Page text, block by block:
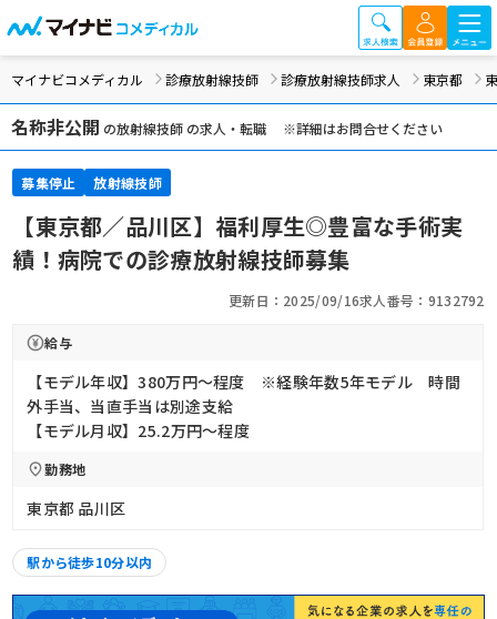
マイナビコメディカル 診療放射線技師 診療放射線技師求人 東京都
名称非公開 の放射線技師 の求人・転職 ※詳細はお問合せください
募集停止 放射線技師
【東京都／品川区】福利厚生◎豊富な手術実
績！病院での診療放射線技師募集
更新日：2025/09/16求人番号：9132792
給与
【モデル年収】380万円〜程度 ※経験年数5年モデル 時間
外手当、当直手当は別途支給
【モデル月収】25.2万円〜程度
勤務地
東京都 品川区
駅から徒歩10分以内